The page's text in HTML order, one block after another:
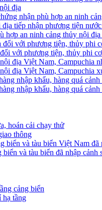
địa
nhận phù hợp an ninh
tiếp nhận phương tiện
hợp an ninh cảng thủy nội
đối với phương tiện, thủy phi
với phương tiện, thủy phi cơ
địa Việt Nam, Campuchia
địa Việt Nam, Campuchia
nhập khẩu, hàng quá
nhập khẩu, hàng quá
hoán cải chạy thử
thông
biển và tàu biển Việt Nam đã
và tàu biển đã nhập cảnh
cảng biển
hạ tầng